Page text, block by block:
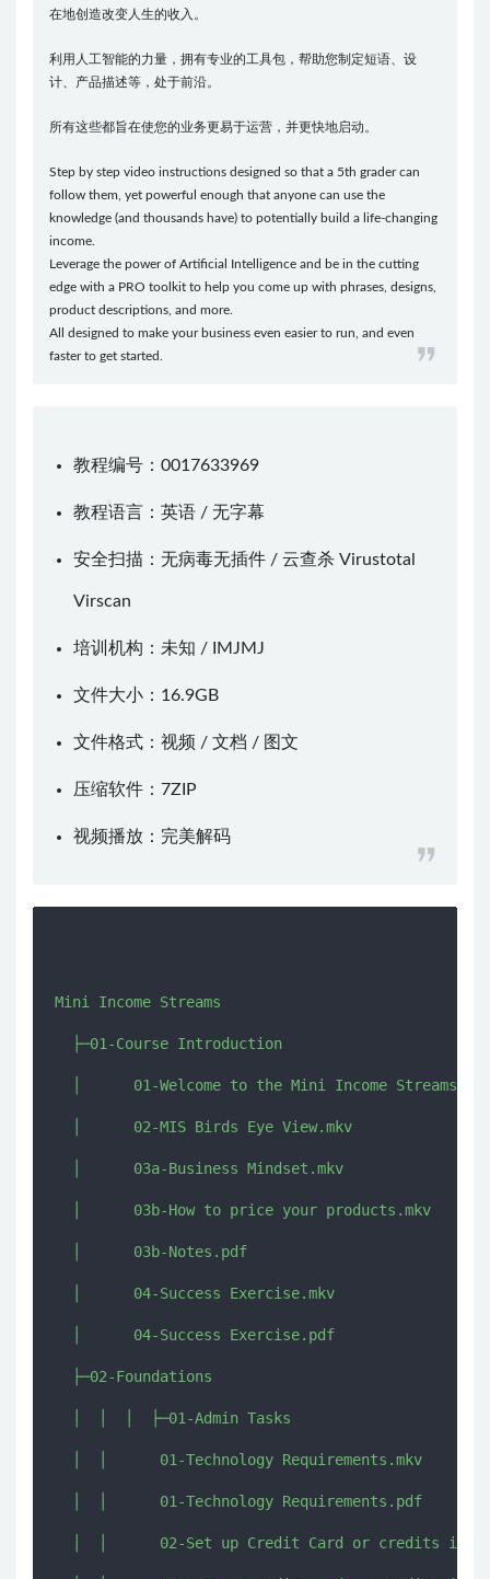
在地创造改变人生的收入。
利用人工智能的力量，拥有专业的工具包，帮助您制定短语、设
计、产品描述等，处于前沿。
所有这些都旨在使您的业务更易于运营，并更快地启动。
Step by step video instructions designed so that a 5th grader can
follow them, yet powerful enough that anyone can use the
knowledge (and thousands have) to potentially build a life-changing
income.
Leverage the power of Artificial Intelligence and be in the cutting
edge with a PRO toolkit to help you come up with phrases, designs,
product descriptions, and more.
All designed to make your business even easier to run, and even
faster to get started.
教程编号：0017633969
教程语言：英语 / 无字幕
安全扫描：无病毒无插件 / 云查杀 Virustotal
Virscan
培训机构：未知 / IMJMJ
文件大小：16.9GB
文件格式：视频 / 文档 / 图文
压缩软件： 7ZIP
视频播放： 完美解码